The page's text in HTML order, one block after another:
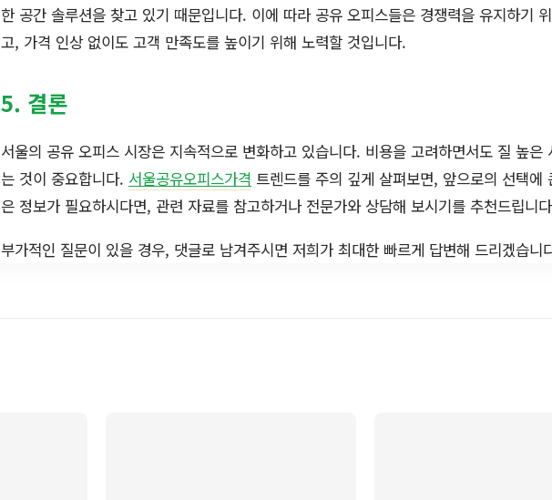
한 공간 솔루션을 찾고 있기 때문입니다. 이에 따라 공유 오피스들은 경쟁력을 유지하기
고, 가격 인상 없이도 고객 만족도를 높이기 위해 노력할 것입니다.
5. 결론
서울의 공유 오피스 시장은 지속적으로 변화하고 있습니다. 비용을 고려하면서도 질 높은
는 것이 중요합니다. 서울공유오피스가격 트렌드를 주의 깊게 살펴보면, 앞으로의 선택
은 정보가 필요하시다면, 관련 자료를 참고하거나 전문가와 상담해 보시기를 추천드립니
부가적인 질문이 있을 경우, 댓글로 남겨주시면 저희가 최대한 빠르게 답변해 드리겠습니